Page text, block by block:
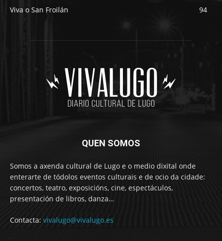
Viva o San Froilán
94
QUEN SOMOS
Somos a axenda cultural de Lugo e o medio dixital onde
enterarte de tódolos eventos culturais e de ocio da cidade:
concertos, teatro, exposicións, cine, espectáculos,
presentación de libros, danza…
Contacta: vivalugo@vivalugo.es